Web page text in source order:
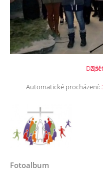
Automatické procházení:
Fotoalbum